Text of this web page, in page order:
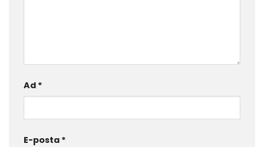
Ad *
E-posta *